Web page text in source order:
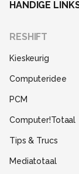
HANDIGE
RESHIFT
Kieskeurig
Computeridee
PCM
Computer!Totaal
Tips & Trucs
Mediatotaal